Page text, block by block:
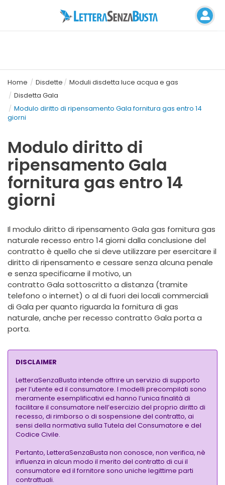
Home Disdette
Moduli disdetta luce acqua e gas
Disdetta Gala
Modulo diritto di ripensamento Gala fornitura gas entro 14
giorni
Modulo diritto di
ripensamento Gala
fornitura gas entro 14
giorni
Il modulo diritto di ripensamento Gala gas fornitura gas
naturale recesso entro 14 giorni dalla conclusione del
contratto è quello che si deve utilizzare per esercitare il
diritto di ripensamento e cessare senza alcuna penale
e senza specificarne il motivo, un
contratto Gala sottoscritto a distanza (tramite
telefono o internet) o al di fuori dei locali commerciali
di Gala per quanto riguarda la fornitura di gas
naturale,anche per recesso contratto Gala porta a
porta.
DISCLAIMER
LetteraSenzaBusta intende offrire un servizio di supporto
per l’utente ed il consumatore. I modelli precompilati sono
meramente esemplificativi ed hanno l’unica finalità di
facilitare il consumatore nell’esercizio del proprio diritto di
recesso, di rimborso o di sospensione del contratto, ai
sensi della normativa sulla Tutela del Consumatore e del
Codice Civile.
Pertanto, LetteraSenzaBusta non conosce, non verifica, nè
influenza in alcun modo il merito del contratto di cui il
consumatore ed il fornitore sono uniche legittime parti
contrattuali.